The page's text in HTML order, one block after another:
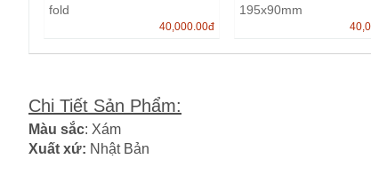
fold
40,000.00đ
195x90mm
Chi Tiết Sản Phẩm:
Màu sắc: Xám
Xuất xứ: Nhật Bản